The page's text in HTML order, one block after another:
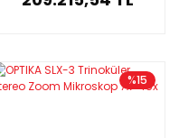
%15